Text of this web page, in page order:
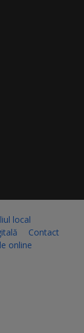
local
Contact
online